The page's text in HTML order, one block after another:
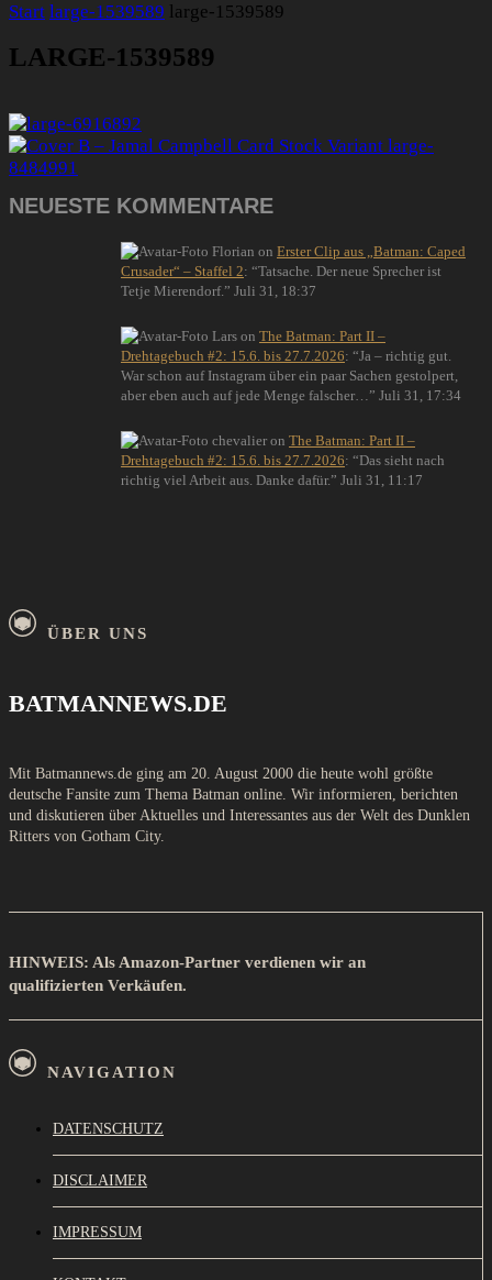
Start large-1539589 large-1539589
LARGE-1539589
NEUESTE KOMMENTARE
Florian on Erster Clip aus „Batman: Caped
Crusader“ – Staffel 2: “Tatsache. Der neue Sprecher ist
Tetje Mierendorf. ” Juli 31, 18:37
Lars on The Batman: Part II –
Drehtagebuch #2: 15.6. bis 27.7.2026: “Ja – richtig gut.
War schon auf Instagram über ein paar Sachen gestolpert,
aber eben auch auf jede Menge falscher… ” Juli 31, 17:34
chevalier on The Batman: Part II –
Drehtagebuch #2: 15.6. bis 27.7.2026: “Das sieht nach
richtig viel Arbeit aus. Danke dafür. ” Juli 31, 11:17
ÜBER UNS
BATMANNEWS.DE
Mit Batmannews.de ging am 20. August 2000 die heute wohl größte
deutsche Fansite zum Thema Batman online. Wir informieren, berichten
und diskutieren über Aktuelles und Interessantes aus der Welt des Dunklen
Ritters von Gotham City.
HINWEIS: Als Amazon-Partner verdienen wir an
qualifizierten Verkäufen.
NAVIGATION
DATENSCHUTZ
DISCLAIMER
IMPRESSUM